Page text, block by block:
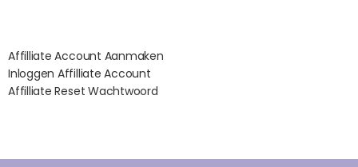
Affilliate Account Aanmaken
Inloggen Affilliate Account
Affilliate Reset Wachtwoord